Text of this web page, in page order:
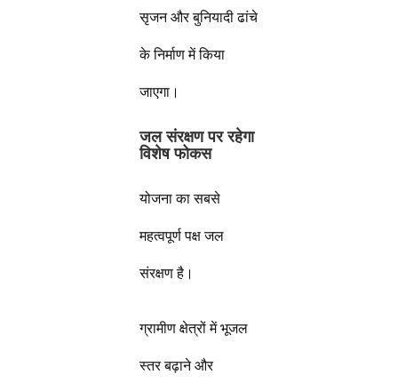
सृजन और बुनियादी ढांचे
के निर्माण में किया
जाएगा।
जल संरक्षण पर रहेगा
विशेष फोकस
योजना का सबसे
महत्वपूर्ण पक्ष जल
संरक्षण है।
ग्रामीण क्षेत्रों में भूजल
स्तर बढ़ाने और